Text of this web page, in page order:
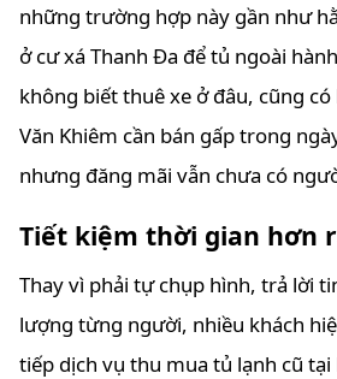
những trường hợp này gần như
ở cư xá Thanh Đa để tủ ngoài
không biết thuê xe ở đâu, cũng
Văn Khiêm cần bán gấp trong
nhưng đăng mãi vẫn chưa có
Tiết kiệm thời gian hơn
Thay vì phải tự chụp hình, trả lời
lượng từng người, nhiều khách
tiếp dịch vụ thu mua tủ lạnh cũ